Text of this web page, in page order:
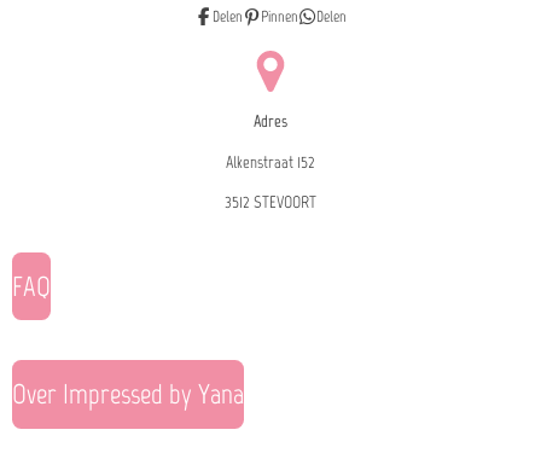
Delen Pinnen Delen
Adres
Alkenstraat 152
3512 STEVOORT
FAQ
Over Impressed by Yana